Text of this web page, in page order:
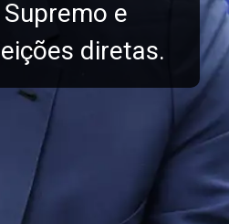
e
diretas.